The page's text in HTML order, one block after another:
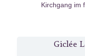
Kirchgang im
Giclée